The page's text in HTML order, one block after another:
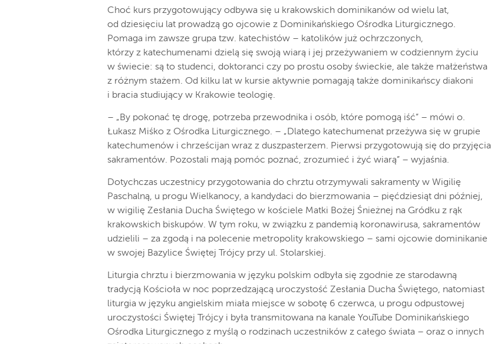
Choć kurs przygotowujący odbywa się u krakowskich dominikanów od wielu lat,
od dziesięciu lat prowadzą go ojcowie z Dominikańskiego Ośrodka Liturgicznego.
Pomaga im zawsze grupa tzw. katechistów – katolików już ochrzczonych,
którzy z katechumenami dzielą się swoją wiarą i jej przeżywaniem w codziennym życiu
w świecie: są to studenci, doktoranci czy po prostu osoby świeckie, ale także małżeństwa
z różnym stażem. Od kilku lat w kursie aktywnie pomagają także dominikańscy diakoni
i bracia studiujący w Krakowie teologię.
– „By pokonać tę drogę, potrzeba przewodnika i osób, które pomogą iść” – mówi o.
Łukasz Miśko z Ośrodka Liturgicznego. – „Dlatego katechumenat przeżywa się w grupie
katechumenów i chrześcijan wraz z duszpasterzem. Pierwsi przygotowują się do przyjęcia
sakramentów. Pozostali mają pomóc poznać, zrozumieć i żyć wiarą” – wyjaśnia.
Dotychczas uczestnicy przygotowania do chrztu otrzymywali sakramenty w Wigilię
Paschalną, u progu Wielkanocy, a kandydaci do bierzmowania – pięćdziesiąt dni później,
w wigilię Zesłania Ducha Świętego w kościele Matki Bożej Śnieżnej na Gródku z rąk
krakowskich biskupów. W tym roku, w związku z pandemią koronawirusa, sakramentów
udzielili – za zgodą i na polecenie metropolity krakowskiego – sami ojcowie dominikanie
w swojej Bazylice Świętej Trójcy przy ul. Stolarskiej.
Liturgia chrztu i bierzmowania w języku polskim odbyła się zgodnie ze starodawną
tradycją Kościoła w noc poprzedzającą uroczystość Zesłania Ducha Świętego, natomiast
liturgia w języku angielskim miała miejsce w sobotę 6 czerwca, u progu odpustowej
uroczystości Świętej Trójcy i była transmitowana na kanale YouTube Dominikańskiego
Ośrodka Liturgicznego z myślą o rodzinach uczestników z całego świata – oraz o innych